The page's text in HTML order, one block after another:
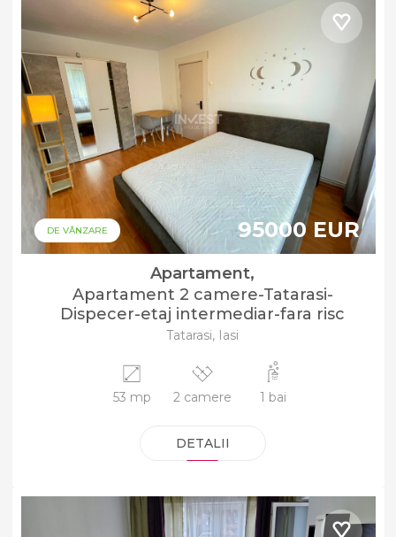
DE VÂNZARE 95000 EUR
Apartament,
Apartament 2 camere-Tatarasi-
Dispecer-etaj intermediar-fara risc
Tatarasi, Iasi
53 mp 2 camere 1 bai
DETALII